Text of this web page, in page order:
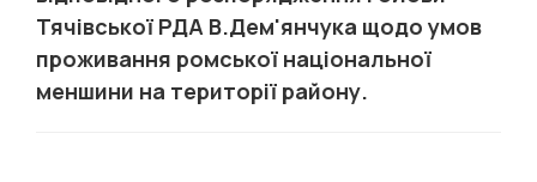
Тячівської РДА В.Дем'янчука щодо умов
проживання ромської національної
меншини на території району.